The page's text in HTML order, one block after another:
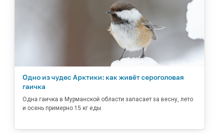
Одно из чудес Арктики: как живёт сероголовая
гаичка
Одна гаичка в Мурманской области запасает за весну, лето
и осень примерно 15 кг еды.